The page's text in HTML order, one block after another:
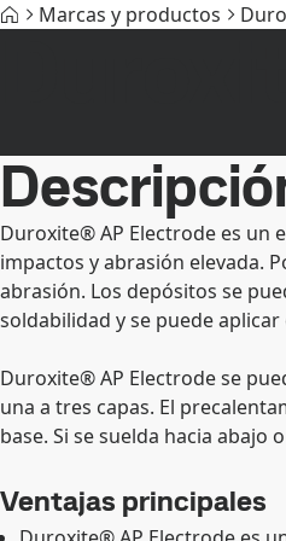
Marcas y productos Acero libre
Marcas y productos
Duroxite® AP Electrode es un
impactos y abrasión elevada.
abrasión. Los depósitos se
soldabilidad y se puede
Duroxite® AP Electrode se
una a tres capas. El
base. Si se suelda hacia
Ventajas principales